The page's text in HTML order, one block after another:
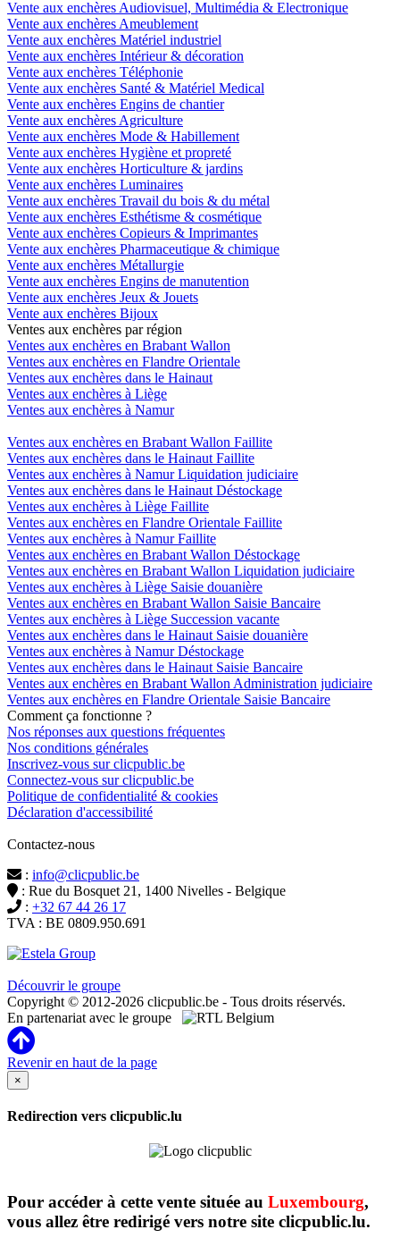
Vente aux enchères Audiovisuel, Multimédia & Electronique
Vente aux enchères Ameublement
Vente aux enchères Matériel industriel
Vente aux enchères Intérieur & décoration
Vente aux enchères Téléphonie
Vente aux enchères Santé & Matériel Medical
Vente aux enchères Engins de chantier
Vente aux enchères Agriculture
Vente aux enchères Mode & Habillement
Vente aux enchères Hygiène et propreté
Vente aux enchères Horticulture & jardins
Vente aux enchères Luminaires
Vente aux enchères Travail du bois & du métal
Vente aux enchères Esthétisme & cosmétique
Vente aux enchères Copieurs & Imprimantes
Vente aux enchères Pharmaceutique & chimique
Vente aux enchères Métallurgie
Vente aux enchères Engins de manutention
Vente aux enchères Jeux & Jouets
Vente aux enchères Bijoux
Ventes aux enchères par région
Ventes aux enchères en Brabant Wallon
Ventes aux enchères en Flandre Orientale
Ventes aux enchères dans le Hainaut
Ventes aux enchères à Liège
Ventes aux enchères à Namur
Ventes aux enchères en Brabant Wallon Faillite
Ventes aux enchères dans le Hainaut Faillite
Ventes aux enchères à Namur Liquidation judiciaire
Ventes aux enchères dans le Hainaut Déstockage
Ventes aux enchères à Liège Faillite
Ventes aux enchères en Flandre Orientale Faillite
Ventes aux enchères à Namur Faillite
Ventes aux enchères en Brabant Wallon Déstockage
Ventes aux enchères en Brabant Wallon Liquidation judiciaire
Ventes aux enchères à Liège Saisie douanière
Ventes aux enchères en Brabant Wallon Saisie Bancaire
Ventes aux enchères à Liège Succession vacante
Ventes aux enchères dans le Hainaut Saisie douanière
Ventes aux enchères à Namur Déstockage
Ventes aux enchères dans le Hainaut Saisie Bancaire
Ventes aux enchères en Brabant Wallon Administration judiciaire
Ventes aux enchères en Flandre Orientale Saisie Bancaire
Comment ça fonctionne ?
Nos réponses aux questions fréquentes
Nos conditions générales
Inscrivez-vous sur clicpublic.be
Connectez-vous sur clicpublic.be
Politique de confidentialité & cookies
Déclaration d'accessibilité
Contactez-nous
: info@clicpublic.be
: Rue du Bosquet 21, 1400 Nivelles - Belgique
: +32 67 44 26 17
TVA : BE 0809.950.691
Découvrir le groupe
Copyright © 2012-2026 clicpublic.be - Tous droits réservés.
En partenariat avec le groupe
Revenir en haut de la page
×
Redirection vers clicpublic.lu
Pour accéder à cette vente située au Luxembourg,
vous allez être redirigé vers notre site clicpublic.lu.